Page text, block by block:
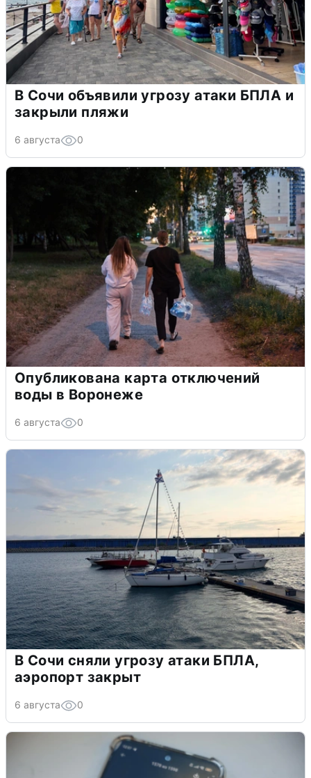
В Сочи объявили угрозу атаки БПЛА и
закрыли пляжи
6 августа 0
Опубликована карта отключений
воды в Воронеже
6 августа 0
В Сочи сняли угрозу атаки БПЛА,
аэропорт закрыт
6 августа 0